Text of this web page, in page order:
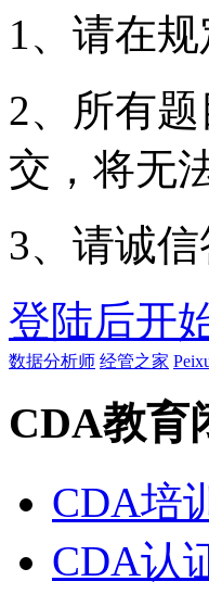
1、请在
2、所有
交，将无
3、请诚
登陆后开
数据分析师 经管之家
CDA教育
CDA培
CDA认